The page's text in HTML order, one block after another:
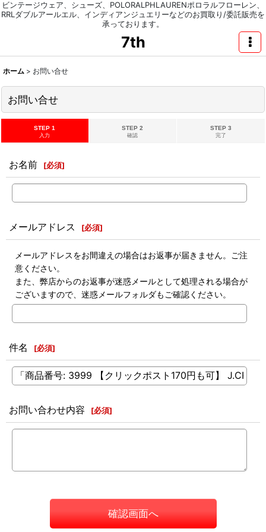
ビンテージウェア、シューズ、POLORALPHLAURENポロラルフローレン、
RRLダブルアールエル、インディアンジュエリーなどのお買取り/委託販売を
承っております。
7th
ホーム > お問い合せ
お問い合せ
STEP 1
入力
STEP 2
確認
STEP 3
完了
お名前 [必須]
メールアドレス [必須]
メールアドレスをお間違えの場合はお返事が届きません。ご注
意ください。
また、弊店からのお返事が迷惑メールとして処理される場合が
ございますので、迷惑メールフォルダもご確認ください。
件名 [必須]
お問い合わせ内容 [必須]
確認画面へ